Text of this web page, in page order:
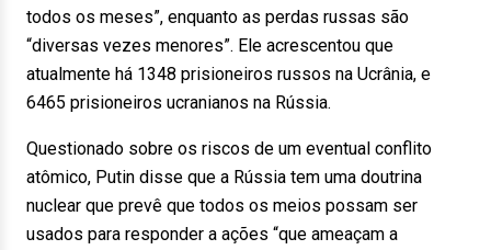
todos os meses”, enquanto as perdas russas são
“diversas vezes menores”. Ele acrescentou que
atualmente há 1348 prisioneiros russos na Ucrânia, e
6465 prisioneiros ucranianos na Rússia.
Questionado sobre os riscos de um eventual conflito
atômico, Putin disse que a Rússia tem uma doutrina
nuclear que prevê que todos os meios possam ser
usados para responder a ações “que ameaçam a